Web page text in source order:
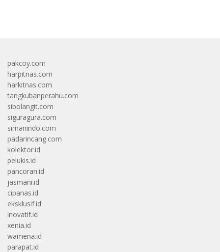
pakcoy.com
harpitnas.com
harkitnas.com
tangkubanperahu.com
sibolangit.com
siguragura.com
simanindo.com
padarincang.com
kolektor.id
pelukis.id
pancoran.id
jasmani.id
cipanas.id
eksklusif.id
inovatif.id
xenia.id
wamena.id
parapat.id